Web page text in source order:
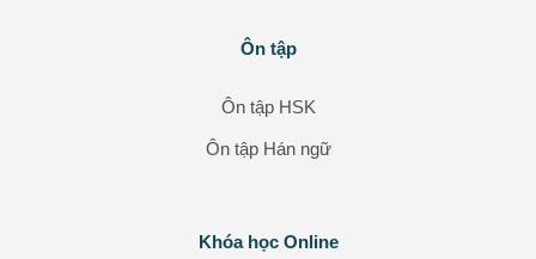
Ôn tập
Ôn tập HSK
Ôn tập Hán ngữ
Bỏ qua Khóa học OnlineKhóa học Online